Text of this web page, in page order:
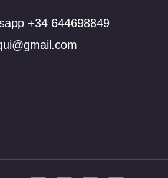
+34 644698849